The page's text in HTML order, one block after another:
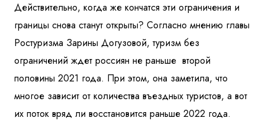
Действительно, когда же кончатся эти ограничения и
границы снова станут открыты? Согласно мнению главы
Ростуризма Зарины Догузовой, туризм без
ограничений ждет россиян не раньше второй
половины 2021 года. При этом, она заметила, что
многое зависит от количества въездных туристов, а вот
их поток вряд ли восстановится раньше 2022 года.
Куда бы Вы хотели отправиться?